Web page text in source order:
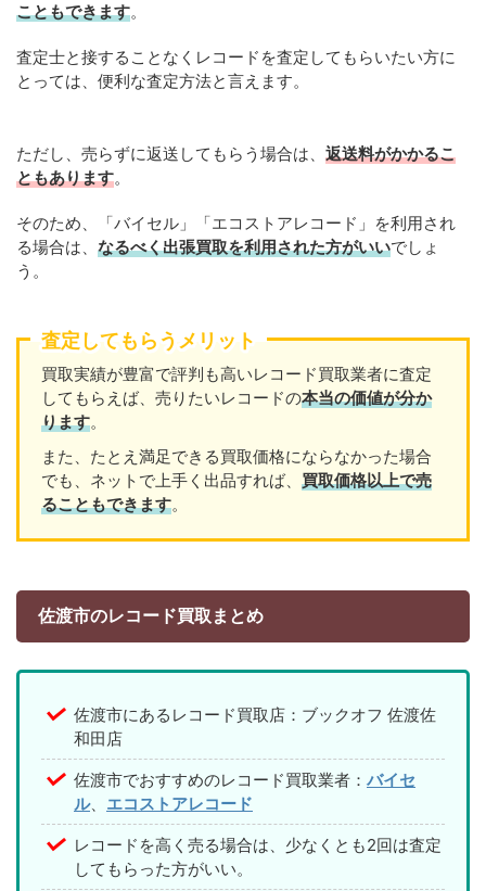
こともできます。
査定士と接することなくレコードを査定してもらいたい方に
とっては、便利な査定方法と言えます。
ただし、売らずに返送してもらう場合は、 返送料がかかるこ
ともあります。
そのため、「バイセル」「エコストアレコード」を利用され
る場合は、 なるべく出張買取を利用された方がいいでしょ
う。
査定してもらうメリット
買取実績が豊富で評判も高いレコード買取業者に査定
してもらえば、売りたいレコードの本当の価値が分か
ります。
また、たとえ満足できる買取価格にならなかった場合
でも、ネットで上手く出品すれば、 買取価格以上で売
ることもできます。
佐渡市のレコード買取まとめ
佐渡市にあるレコード買取店：ブックオフ 佐渡佐
和田店
佐渡市でおすすめのレコード買取業者： バイセ
ル、 エコストアレコード
レコードを高く売る場合は、少なくとも2回は査定
してもらった方がいい。